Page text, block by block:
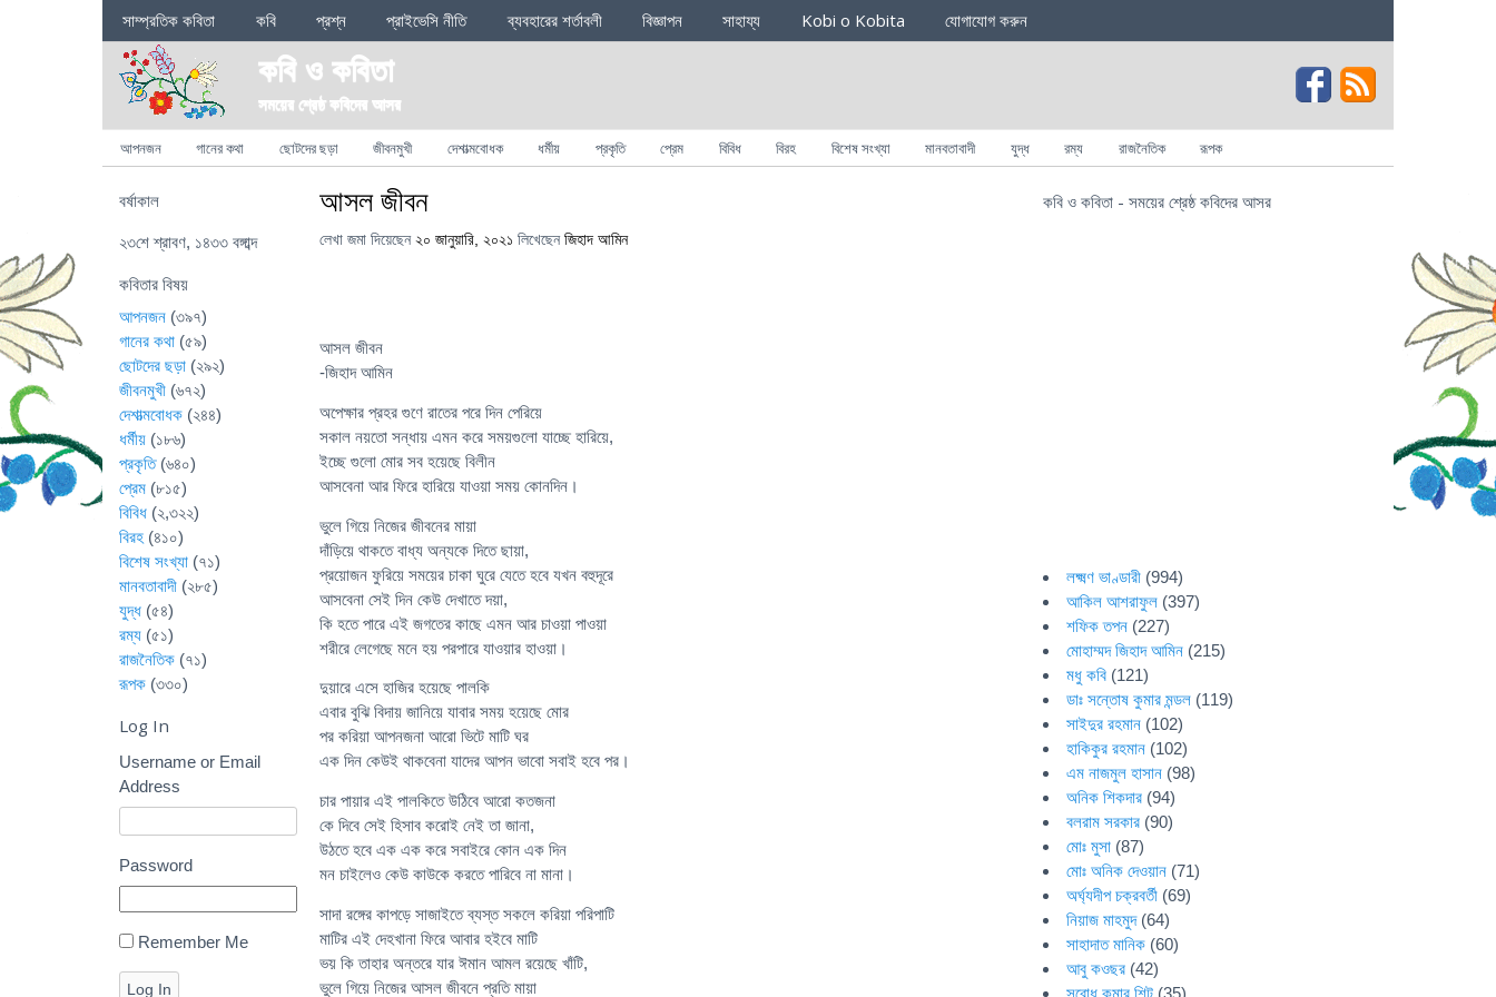
Sections
সাম্প্রতিক কবিতা কবি প্রশ্ন প্রাইভেসি নীতি ব্যবহারের শর্তাবলী বিজ্ঞাপন সাহায্য Kobi o Kobita যোগাযোগ করুন
কবি ও কবিতা
সময়ের শ্রেষ্ঠ কবিদের আসর
Categories
আপনজন গানের কথা ছোটদের ছড়া জীবনমুখী দেশাত্মবোধক ধর্মীয় প্রকৃতি প্রেম বিবিধ বিরহ বিশেষ সংখ্যা মানবতাবাদী যুদ্ধ রম্য রাজনৈতিক রূপক
আসল জীবন
লেখা জমা দিয়েছেন ২০ জানুয়ারি, ২০২১ লিখেছেন জিহাদ আমিন
আসল জীবন
-জিহাদ আমিন
অপেক্ষার প্রহর গুণে রাতের পরে দিন পেরিয়ে
সকাল নয়তো সন্ধায় এমন করে সময়গুলো যাচ্ছে হারিয়ে,
ইচ্ছে গুলো মোর সব হয়েছে বিলীন
আসবেনা আর ফিরে হারিয়ে যাওয়া সময় কোনদিন।
ভুলে গিয়ে নিজের জীবনের মায়া
দাঁড়িয়ে থাকতে বাধ্য অন্যকে দিতে ছায়া,
প্রয়োজন ফুরিয়ে সময়ের চাকা ঘুরে যেতে হবে যখন বহুদূরে
আসবেনা সেই দিন কেউ দেখাতে দয়া,
কি হতে পারে এই জগতের কাছে এমন আর চাওয়া পাওয়া
শরীরে লেগেছে মনে হয় পরপারে যাওয়ার হাওয়া।
দুয়ারে এসে হাজির হয়েছে পালকি
এবার বুঝি বিদায় জানিয়ে যাবার সময় হয়েছে মোর
পর করিয়া আপনজনা আরো ভিটে মাটি ঘর
এক দিন কেউই থাকবেনা যাদের আপন ভাবো সবাই হবে পর।
চার পায়ার এই পালকিতে উঠিবে আরো কতজনা
কে দিবে সেই হিসাব করোই নেই তা জানা,
উঠতে হবে এক এক করে সবাইরে কোন এক দিন
মন চাইলেও কেউ কাউকে করতে পারিবে না মানা।
সাদা রঙ্গের কাপড়ে সাজাইতে ব্যস্ত সকলে করিয়া পরিপাটি
মাটির এই দেহখানা ফিরে আবার হইবে মাটি
ভয় কি তাহার অন্তরে যার ঈমান আমল রয়েছে খাঁটি,
ভুলে গিয়ে নিজের আসল জীবনে প্রতি মায়া
বর্ষাকাল
২৩শে শ্রাবণ, ১৪৩৩ বঙ্গাব্দ
কবিতার বিষয়
আপনজন (৩৯৭)
গানের কথা (৫৯)
ছোটদের ছড়া (২৯২)
জীবনমুখী (৬৭২)
দেশাত্মবোধক (২৪৪)
ধর্মীয় (১৮৬)
প্রকৃতি(৬৪০)
প্রেম (৮১৫)
বিবিধ (২,৩২২)
বিরহ (৪১০)
বিশেষ সংখ্যা (৭১)
মানবতাবাদী (২৮৫)
যুদ্ধ (৫৪)
রম্য (৫১)
রাজনৈতিক (৭১)
রূপক (৩৩০)
Log In
Username or Email
Address
Password
Remember Me
Log In
কবি ও কবিতা - সময়ের শ্রেষ্ঠ কবিদের আসর
লক্ষ্মণ ভাণ্ডারী (994)
আকিল আশরাফুল (397)
শফিক তপন (227)
মোহাম্মদ জিহাদ আমিন (215)
মধু কবি (121)
ডাঃ সন্তোষ কুমার মন্ডল (119)
সাইদুর রহমান (102)
হাকিকুর রহমান (102)
এম নাজমুল হাসান (98)
অনিক শিকদার (94)
বলরাম সরকার (90)
মোঃ মুসা (87)
মোঃ অনিক দেওয়ান (71)
অর্ঘ্যদীপ চক্রবর্তী (69)
নিয়াজ মাহমুদ(64)
সাহাদাত মানিক (60)
আবু কওছর (42)
সুবোধ কুমার শিট (35)